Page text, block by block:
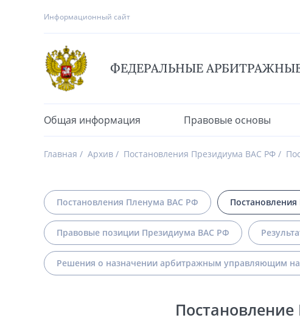
Информационный сайт
ФЕДЕРАЛЬНЫЕ
Общая информация Правовые основы
Главная Архив Постановления Президиума ВАС РФ
Постановления Пленума ВАС РФ
Правовые позиции Президиума ВАС РФ
Решения о назначении арбитражным управляющим